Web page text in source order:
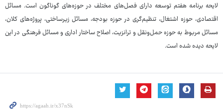
لایحه برنامه هفتم توسعه دارای فصل‌های مختلف در حوزه‌های گوناگون است. مسائل
اقتصادی، حوزه اشتغال، تنظیم‌گری در حوزه بودجه، مسائل زیرساختی، پروژه‌های کلان،
مسائل مربوط به حوزه حمل‌ونقل و ترانزیت، اصلاح ساختار اداری و مسائل فرهنگی در این
لایحه دیده شده است.